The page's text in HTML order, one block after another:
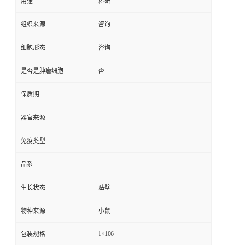
组织来源 咨询
细胞形态 咨询
是否是肿瘤细胞 否
保质期
器官来源
免疫类型
品系
生长状态 贴壁
物种来源 小鼠
包装规格 1×106